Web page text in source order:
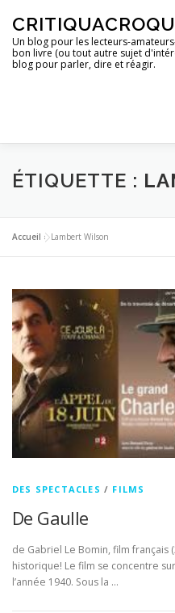
contenu
Un blog pour les lecteurs-
bon livre (ou tout autre sujet
blog pour parler, dire et réagir.
ACCUEIL UN BLOG ?
DES IMAGES
DES BONS PLANS
ÉTIQUETTE :
Accueil »Lambert Wilson
DES SPECTACLES / FILMS
De Gaulle
de Gabriel Le Bomin, film français
historique! Le film se concentre
l’année 1940. Sous la …